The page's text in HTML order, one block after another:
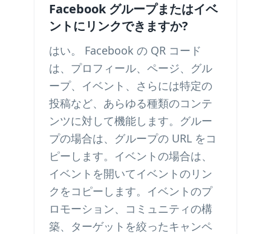
Facebook グループまたはイベ
ントにリンクできますか?
はい。 Facebook の QR コード
は、プロフィール、ページ、グル
ープ、イベント、さらには特定の
投稿など、あらゆる種類のコンテ
ンツに対して機能します。グルー
プの場合は、グループの URL をコ
ピーします。イベントの場合は、
イベントを開いてイベントのリン
クをコピーします。イベントのプ
ロモーション、コミュニティの構
築、ターゲットを絞ったキャンペ